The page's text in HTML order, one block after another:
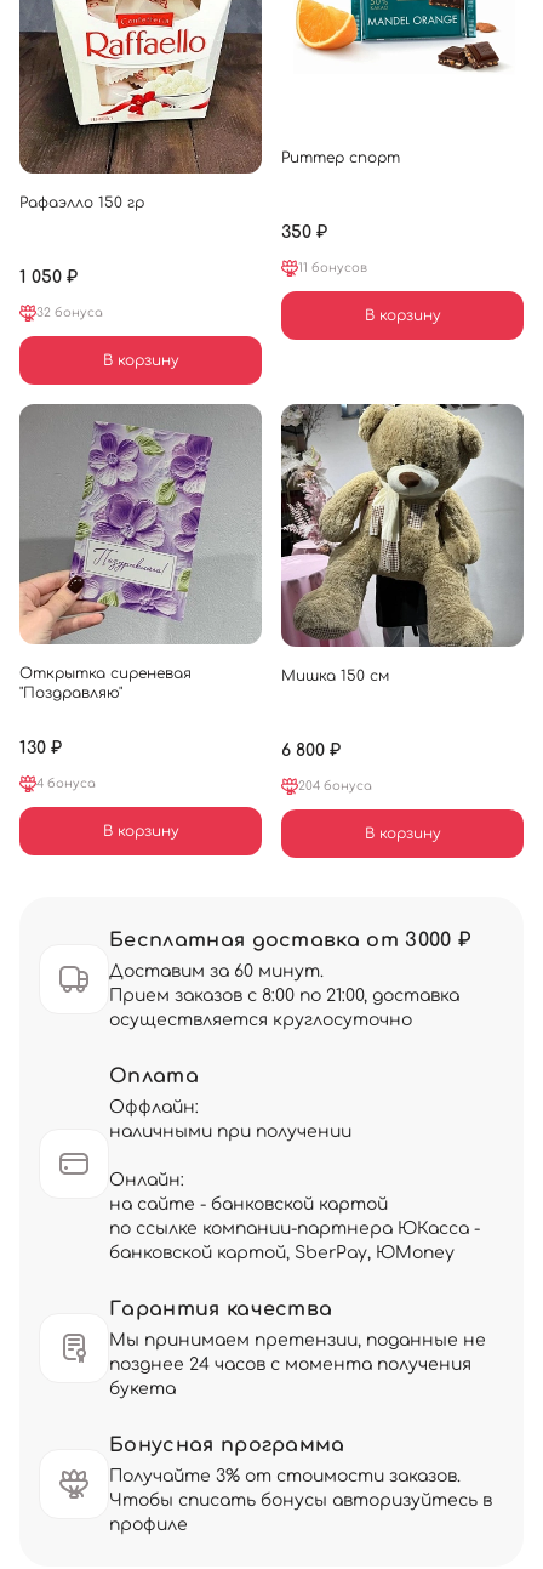
Рафаэлло 150 гр
1 050 ₽
32 бонуса
В корзину
Риттер спорт
350 ₽
11 бонусов
В корзину
Открытка сиреневая
"Поздравляю"
130 ₽
4 бонуса
В корзину
Мишка 150 см
6 800 ₽
204 бонуса
В корзину
Бесплатная доставка от 3000 ₽
Доставим за 60 минут.
Прием заказов с 8:00 по 21:00, доставка
осуществляется круглосуточно
Оплата
Оффлайн:
наличными при получении
Онлайн:
на сайте - банковской картой
по ссылке компании-партнера ЮКасса -
банковской картой, SberPay, ЮMoney
Гарантия качества
Мы принимаем претензии, поданные не
позднее 24 часов с момента получения
букета
Бонусная программа
Получайте 3% от стоимости заказов.
Чтобы списать бонусы авторизуйтесь в
профиле